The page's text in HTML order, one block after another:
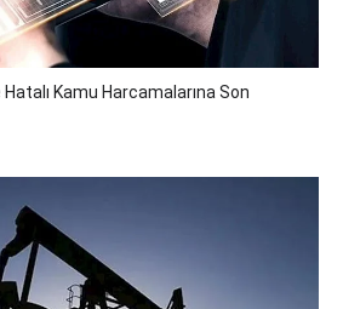
Kamu Harcamalarına Son